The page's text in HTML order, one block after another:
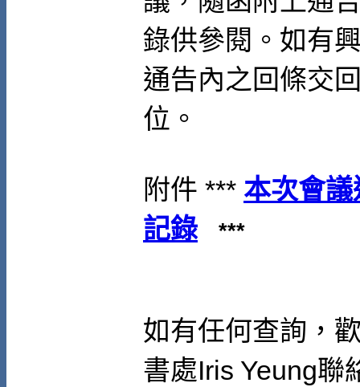
錄供參閱。如有
通告內之回條交
位。
附件 *** 本次會
記錄
***
如有任何查詢，
書處Iris Yeung聯